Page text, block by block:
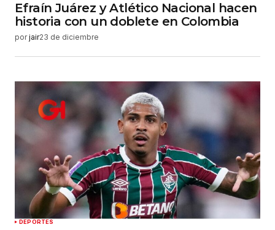
Efraín Juárez y Atlético Nacional hacen
historia con un doblete en Colombia
por jair23 de diciembre
DEPORTES